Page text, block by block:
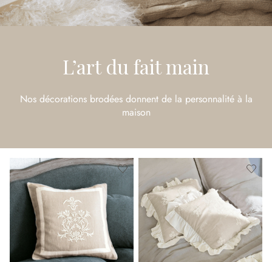
L’art du fait main
Nos décorations brodées donnent de la personnalité à la
maison